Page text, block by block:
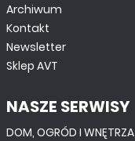
Archiwum
Kontakt
Newsletter
Sklep AVT
NASZE SERWISY
DOM, OGRÓD I WNĘTRZA